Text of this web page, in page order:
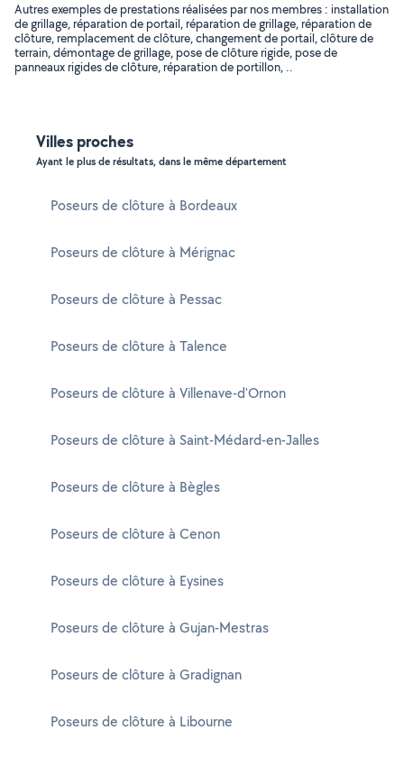
Autres exemples de prestations réalisées par nos membres : installation
de grillage, réparation de portail, réparation de grillage, réparation de
clôture, remplacement de clôture, changement de portail, clôture de
terrain, démontage de grillage, pose de clôture rigide, pose de
panneaux rigides de clôture, réparation de portillon, ..
Villes proches
Ayant le plus de résultats, dans le même département
Poseurs de clôture à Bordeaux
Poseurs de clôture à Mérignac
Poseurs de clôture à Pessac
Poseurs de clôture à Talence
Poseurs de clôture à Villenave-d'Ornon
Poseurs de clôture à Saint-Médard-en-Jalles
Poseurs de clôture à Bègles
Poseurs de clôture à Cenon
Poseurs de clôture à Eysines
Poseurs de clôture à Gujan-Mestras
Poseurs de clôture à Gradignan
Poseurs de clôture à Libourne